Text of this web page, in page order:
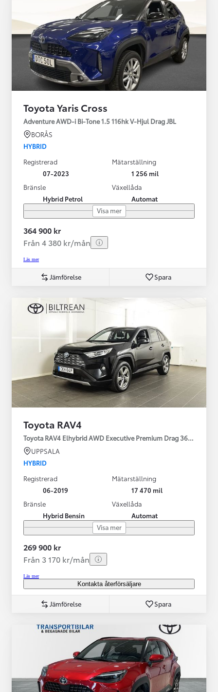
Toyota Yaris Cross
Adventure AWD-i Bi-Tone 1.5 116hk V-Hjul Drag JBL
BORÅS
HYBRID
Registrerad
07-2023
Mätarställning
1 256 mil
Bränsle
Hybrid Petrol
Växellåda
Automat
Visa mer
364 900 kr
Från 4 380 kr/mån
Läs mer
Jämförelse Spara
Toyota RAV4
Toyota RAV4 Elhybrid AWD Executive Premium Drag 360-kamera
UPPSALA
HYBRID
Registrerad
06-2019
Mätarställning
17 470 mil
Bränsle
Hybrid Bensin
Växellåda
Automat
Visa mer
269 900 kr
Från 3 170 kr/mån
Läs mer
Kontakta återförsäljare
Jämförelse Spara